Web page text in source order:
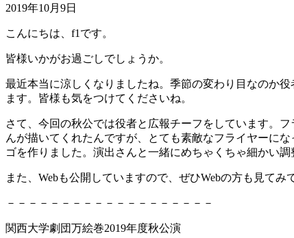
2019年10月9日
こんにちは、f1です。
皆様いかがお過ごしでしょうか。
最近本当に涼しくなりましたね。季節の変わり目なのか
ます。皆様も気をつけてくださいね。
さて、今回の秋公では役者と広報チーフをしています。
んが描いてくれたんですが、とても素敵なフライヤーに
ゴを作りました。演出さんと一緒にめちゃくちゃ細かい
また、Webも公開していますので、ぜひWebの方も見て
－－－－－－－－－－－－－－－－－－－
関西大学劇団万絵巻2019年度秋公演